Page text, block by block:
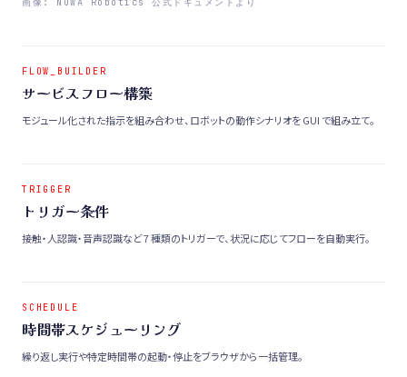
画像: NUWA Robotics 公式ドキュメントより
FLOW_BUILDER
サービスフロー構築
モジュール化された指示を組み合わせ、ロボットの動作シナリオを GUI で組み立て。
TRIGGER
トリガー条件
接触・人認識・音声認識など 7 種類のトリガーで、状況に応じてフローを自動実行。
SCHEDULE
時間帯スケジューリング
繰り返し実行や特定時間帯の起動・停止をブラウザから一括管理。